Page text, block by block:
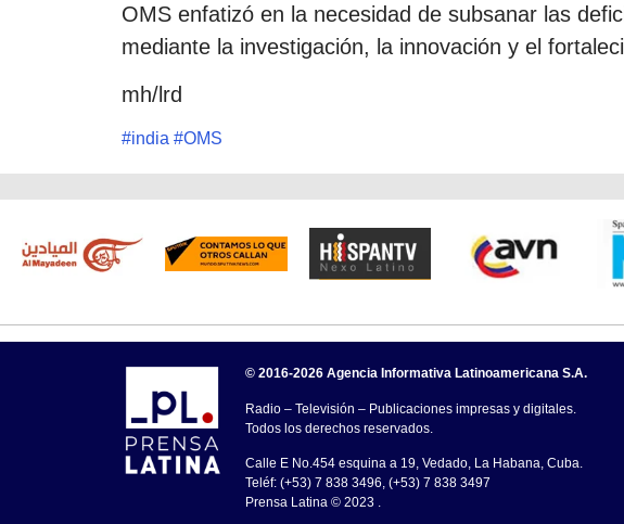
OMS enfatizó en la necesidad de subsanar las
mediante la investigación, la innovación y el
mh/lrd
#india #OMS
© 2016-2026 Agencia Informativa Latinoamericana S.A.
Radio – Televisión – Publicaciones impresas y digitales.
Todos los derechos reservados.
Calle E No.454 esquina a 19, Vedado, La Habana, Cuba.
Teléf: (+53) 7 838 3496, (+53) 7 838 3497
Prensa Latina © 2023 .